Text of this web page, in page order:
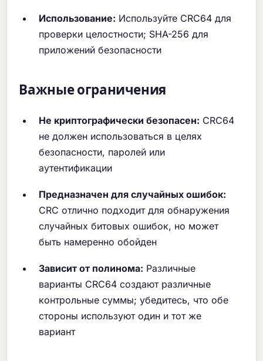
Использование: Используйте CRC64 для
проверки целостности; SHA-256 для
приложений безопасности
Важные ограничения
Не криптографически безопасен: CRC64
не должен использоваться в целях
безопасности, паролей или
аутентификации
Предназначен для случайных ошибок:
CRC отлично подходит для обнаружения
случайных битовых ошибок, но может
быть намеренно обойден
Зависит от полинома: Различные
варианты CRC64 создают различные
контрольные суммы; убедитесь, что обе
стороны используют один и тот же
вариант